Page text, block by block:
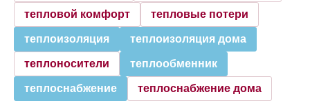
тепловой комфорт тепловые потери
теплоизоляция теплоизоляция дома
теплоносители теплообменник
теплоснабжение теплоснабжение дома